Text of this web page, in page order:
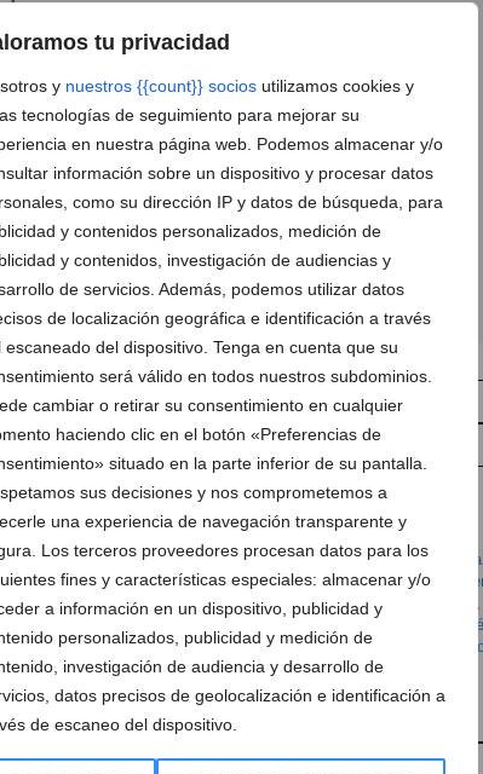
tu privacidad
y nuestros {{count}} socios utilizamos cookies y
tecnologías de seguimiento para mejorar su
en nuestra página web. Podemos almacenar y/o
información sobre un dispositivo y procesar datos
como su dirección IP y datos de búsqueda, para
y contenidos personalizados, medición de
y contenidos, investigación de audiencias y
de servicios. Además, podemos utilizar datos
de localización geográfica e identificación a través
escaneado del dispositivo. Tenga en cuenta que su
será válido en todos nuestros subdominios.
cambiar o retirar su consentimiento en cualquier
haciendo clic en el botón «Preferencias de
situado en la parte inferior de su pantalla.
sus decisiones y nos comprometemos a
una experiencia de navegación transparente y
Los terceros proveedores procesan datos para los
fines y características especiales: almacenar y/o
a información en un dispositivo, publicidad y
personalizados, publicidad y medición de
investigación de audiencia y desarrollo de
datos precisos de geolocalización e identificación a
de escaneo del dispositivo.
1 - Local AVer en Google Maps
Suscríbete a la newsletter
Anúnciate en Dénia.com Envía tu noticia
,Almudena seguros Dénia Benidorm Altea ,Asegurar coche Dénia
alquileres Dénia,seguro,Seguro animales domésticos
Dénia,Seguro comunidades Dénia ,Seguro de accidentes Dénia
,
vida Dénia
Seguro hogar
Dénia,Seguros,seguros academy, seguros academy denia